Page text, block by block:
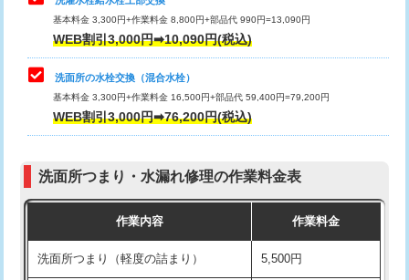
え）
マス交換（土の掘削・埋め戻し作業）
マス交換（深さ50㎝未満）
マス交換（深さ50㎝以上）
モルタル補修（厚さ10㎝まで） 27,500円
モルタル補修（厚さ10㎝超え） 38,500円
交換・取付(単水栓（壁付・デッキ
式）)
交換・取付(混合水栓（壁付・デッキ
式・ワンホール）)
16,500円+材料費
（P/S/ポップアップ））
交換・取付（その他部品） 11,000円+材料費
持込商品取付（単水栓） 13,200円
基本料金 3,300円+作業料金 8,800円+部品代 990円=13,090円
WEB割引3,000円➡10,090円(税込)
洗面所の水栓交換（混合水栓）
基本料金 3,300円+作業料金 16,500円+部品代 59,400円=79,200円
WEB割引3,000円➡76,200円(税込)
洗面所つまり・水漏れ修理の作業料金表
作業内容 作業料金
洗面所つまり（軽度の詰まり） 5,500円